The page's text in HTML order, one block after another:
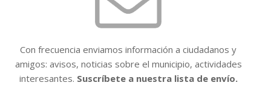
Con frecuencia enviamos información a ciudadanos y
amigos: avisos, noticias sobre el municipio, actividades
interesantes. Suscríbete a nuestra lista de envío.